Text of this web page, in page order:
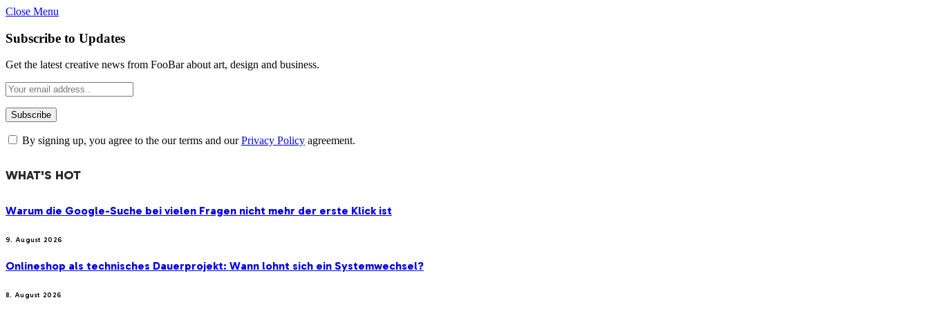
Close Menu
Subscribe to Updates
Get the latest creative news from FooBar about art, design and business.
By signing up, you agree to the our terms and ourPrivacy Policy agreement.
WHAT'S HOT
Warum die Google-Suche bei vielen Fragen nicht mehr der erste Klick ist
9. August 2026
Onlineshop als technisches Dauerprojekt: Wann lohnt sich ein Systemwechsel?
8. August 2026